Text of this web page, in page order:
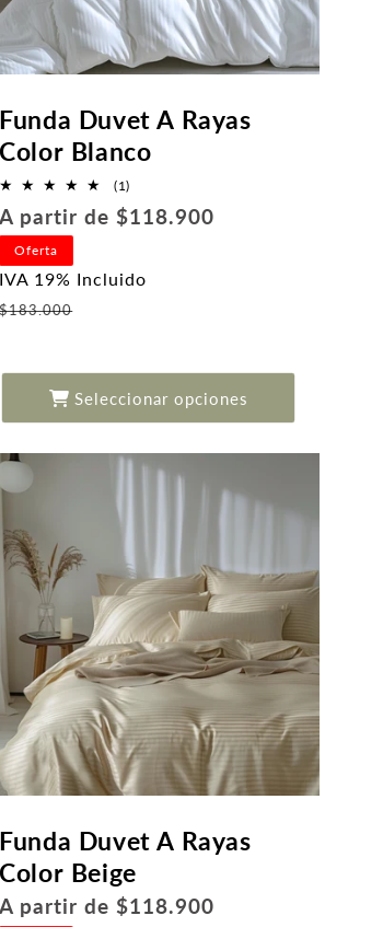
Funda Duvet A Rayas
Color Blanco
(1)1
totales
Precio
habitual
A partir de $118.900
Oferta
IVA 19% Incluido
$183.000
oferta
Seleccionar opciones
Funda Duvet A Rayas
Color Beige
Precio
A partir de $118.900